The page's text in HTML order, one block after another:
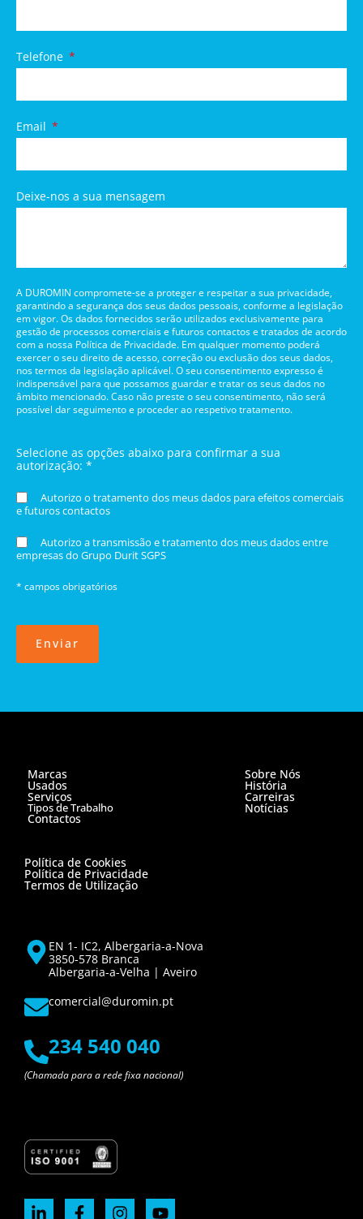
Telefone
Email
Deixe-nos a sua mensagem
A DUROMIN compromete-se a proteger e respeitar a sua privacidade,
garantindo a segurança dos seus dados pessoais, conforme a legislação
em vigor. Os dados fornecidos serão utilizados exclusivamente para
gestão de processos comerciais e futuros contactos e tratados de acordo
com a nossa Política de Privacidade. Em qualquer momento poderá
exercer o seu direito de acesso, correção ou exclusão dos seus dados,
nos termos da legislação aplicável. O seu consentimento expresso é
indispensável para que possamos guardar e tratar os seus dados no
âmbito mencionado. Caso não preste o seu consentimento, não será
possível dar seguimento e proceder ao respetivo tratamento.
Selecione as opções abaixo para confirmar a sua
autorização: *
Autorizo o tratamento dos meus dados para efeitos comerciais
e futuros contactos
Autorizo a transmissão e tratamento dos meus dados entre
empresas do Grupo Durit SGPS
* campos obrigatórios
Enviar
Marcas
Usados
Serviços
Tipos de Trabalho
Contactos
Sobre Nós
História
Carreiras
Notícias
Política de Cookies
Política de Privacidade
Termos de Utilização
EN 1- IC2, Albergaria-a-Nova
3850-578 Branca
Albergaria-a-Velha | Aveiro
comercial@duromin.pt
234 540 040
(Chamada para a rede fixa nacional)